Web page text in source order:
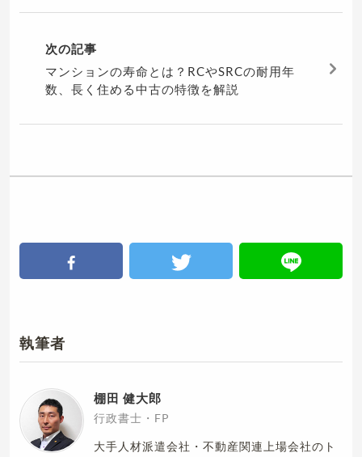
次の記事
マンションの寿命とは？RCやSRCの耐用年
数、長く住める中古の特徴を解説
執筆者
棚田 健大郎
行政書士・FP
大手人材派遣会社・不動産関連上場会社のト